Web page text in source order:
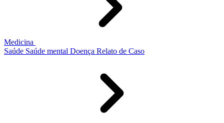
Medicina
Saúde Saúde mental Doença Relato de Caso